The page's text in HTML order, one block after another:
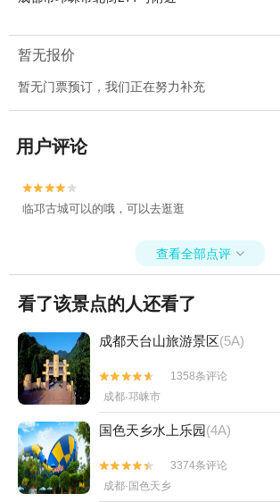
暂无报价
暂无门票预订，我们正在努力补充
用户评论


临邛古城可以的哦，可以去逛逛
查看全部点评 
看了该景点的人还看了
成都天台山旅游景区(5A)


1358条评论
成都·邛崃市
国色天乡水上乐园(4A)


3374条评论
成都·国色天乡